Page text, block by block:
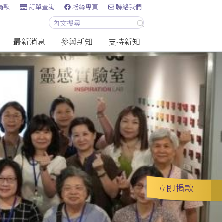
款 訂單查詢 粉絲專頁 聯絡我們
最新消息 參與新知 支持新知
立即捐款